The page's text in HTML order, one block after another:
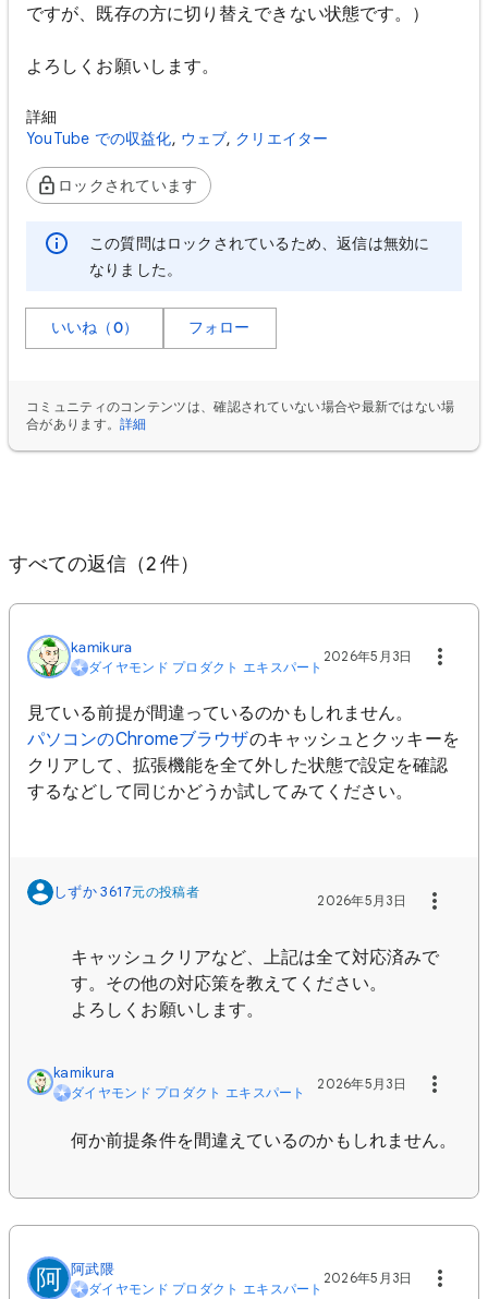
ですが、既存の方に切り替えできない状態です。）
よろしくお願いします。
詳細
YouTube での収益化, ウェブ, クリエイター
ロックされています
この質問はロックされているため、返信は無効に
なりました。
いいね（0） フォロー
コミュニティのコンテンツは、確認されていない場合や最新ではない場
合があります。詳細
すべての返信（2 件）
kamikura
ダイヤモンド プロダクト エキスパート
2026年5月3日
見ている前提が間違っているのかもしれません。
パソコンのChromeブラウザのキャッシュとクッキーを
クリアして、拡張機能を全て外した状態で設定を確認
するなどして同じかどうか試してみてください。
しずか 3617元の投稿者
2026年5月3日
キャッシュクリアなど、上記は全て対応済みで
す。その他の対応策を教えてください。
よろしくお願いします。
kamikura
ダイヤモンド プロダクト エキスパート
2026年5月3日
何か前提条件を間違えているのかもしれません。
阿 阿武隈
ダイヤモンド プロダクト エキスパート
2026年5月3日